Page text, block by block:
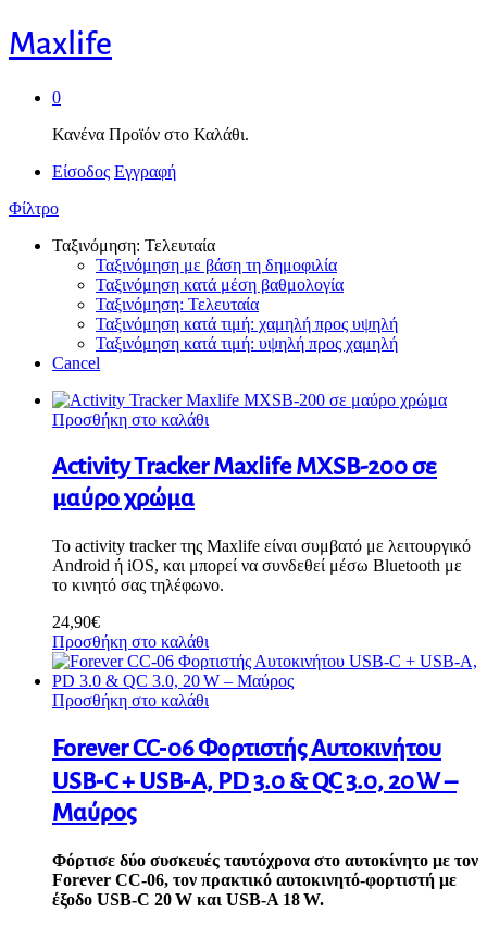
Maxlife
0
Κανένα Προϊόν στο Καλάθι.
Είσοδος Εγγραφή
Φίλτρο
Ταξινόμηση: Τελευταία
Ταξινόμηση με βάση τη δημοφιλία
Ταξινόμηση κατά μέση βαθμολογία
Ταξινόμηση: Τελευταία
Ταξινόμηση κατά τιμή: χαμηλή προς υψηλή
Ταξινόμηση κατά τιμή: υψηλή προς χαμηλή
Cancel
Προσθήκη στο καλάθι
Activity Tracker Maxlife MXSB-200 σε
μαύρο χρώμα
Το activity tracker της Maxlife είναι συμβατό με λειτουργικό
Android ή iOS, και μπορεί να συνδεθεί μέσω Bluetooth με
το κινητό σας τηλέφωνο.
24,90€
Προσθήκη στο καλάθι
Προσθήκη στο καλάθι
Forever CC‑06 Φορτιστής Αυτοκινήτου
USB‑C + USB‑A, PD 3.0 & QC 3.0, 20 W –
Μαύρος
Φόρτισε δύο συσκευές ταυτόχρονα στο αυτοκίνητο με τον
Forever CC‑06, τον πρακτικό αυτοκινητό‑φορτιστή με
έξοδο USB‑C 20 W και USB‑A 18 W.